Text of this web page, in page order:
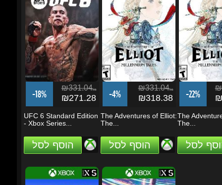
-18%
₪331.04ils
₪271.28
UFC 6 Standard Edition
- Xbox Series...
הוסף לסל
-4%
₪331.04
₪318.38
The Adventures of Elliot:
The...
הוסף לסל
-22%
The
The...
לסל